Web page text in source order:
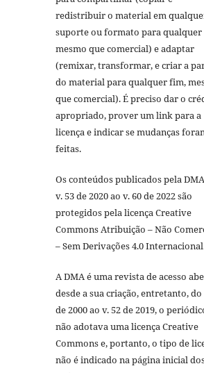
redistribuir o material em
suporte ou formato para
mesmo que comercial) e adaptar
(remixar, transformar, e criar a
do material para qualquer fim,
que comercial). É preciso dar o
apropriado, prover um link para a
licença e indicar se mudanças
feitas.
Os conteúdos publicados pela
v. 53 de 2020 ao v. 60 de 2022 são
protegidos pela licença Creative
Commons Atribuição – Não
– Sem Derivações 4.0
A DMA é uma revista de acesso
desde a sua criação, entretanto, do
de 2000 ao v. 52 de 2019, o
não adotava uma licença Creative
Commons e, portanto, o tipo de
não é indicado na página inicial